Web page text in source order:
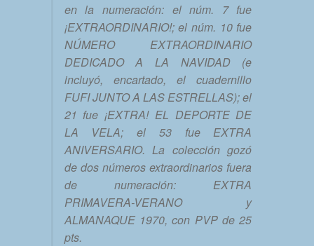
en la numeración: el núm. 7 fue
¡EXTRAORDINARIO!; el núm. 10 fue
NÚMERO EXTRAORDINARIO
DEDICADO A LA NAVIDAD (e
incluyó, encartado, el cuadernillo
FUFI JUNTO A LAS ESTRELLAS); el
21 fue ¡EXTRA! EL DEPORTE DE
LA VELA; el 53 fue EXTRA
ANIVERSARIO. La colección gozó
de dos números extraordinarios fuera
de numeración: EXTRA
PRIMAVERA-VERANO y
ALMANAQUE 1970, con PVP de 25
pts.